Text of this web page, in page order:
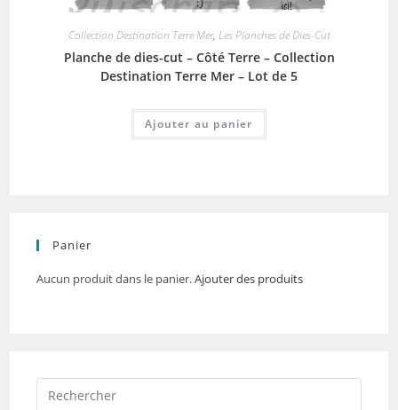
Collection Destination Terre Mer, Les Planches de Dies-Cut
Planche de dies-cut – Côté Terre – Collection
Destination Terre Mer – Lot de 5
Ajouter au panier
Panier
Aucun produit dans le panier.Ajouter des produits